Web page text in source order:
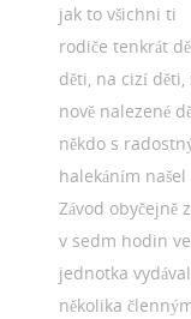
jak to všichni ti
rodiče tenkrát
děti, na cizí děti,
nově nalezené
někdo s
halekáním
Závod obyčejně
v sedm hodin
jednotka vydával
několika